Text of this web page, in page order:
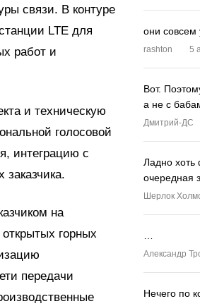
связи. В контуре
LTE для
работ и
и техническую
голосовой
интеграцию с
на
горных
передачи
они совсем
rashton 5
Вот.
а не с
Дмитрий-ДС
Ладно
очередная
Шерлок
Александр
Нечего по